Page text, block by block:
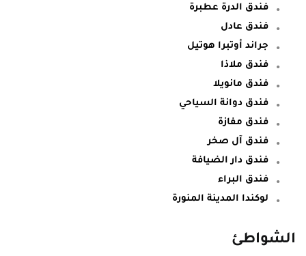
فندق الدرة عطبرة
فندق عادل
جراند أوتبرا هوتيل
فندق ملاذا
فندق مانويلا
فندق دوانة السياحي
فندق مفازة
فندق آل صخر
فندق دار الضيافة
فندق البراء
لوكندا المدينة المنورة
الشواطئ